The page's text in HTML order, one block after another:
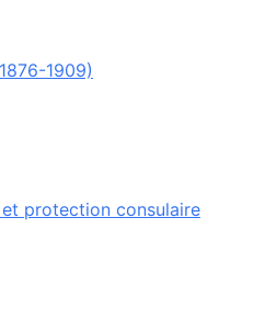
1909)
protection consulaire